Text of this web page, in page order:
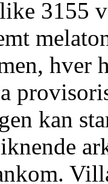
3155
hver
kan